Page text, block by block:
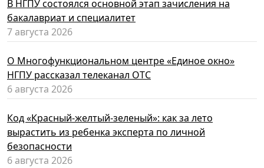
В НГПУ состоялся основной этап зачисления на
бакалавриат и специалитет
7 августа 2026
О Многофункциональном центре «Единое окно»
НГПУ рассказал телеканал ОТС
6 августа 2026
Код «Красный-желтый-зеленый»: как за лето
вырастить из ребенка эксперта по личной
безопасности
6 августа 2026